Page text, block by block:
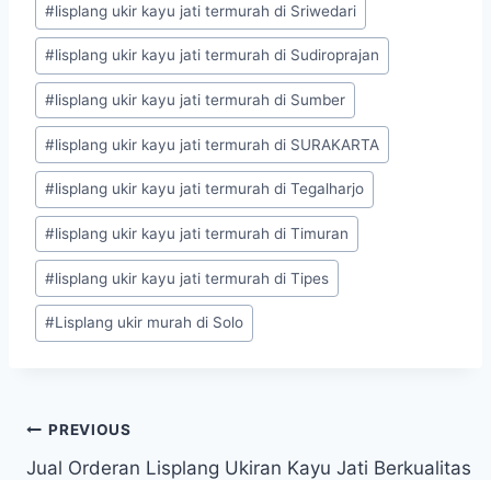
#lisplang ukir kayu jati termurah di Sriwedari
#lisplang ukir kayu jati termurah di Sudiroprajan
#lisplang ukir kayu jati termurah di Sumber
#lisplang ukir kayu jati termurah di SURAKARTA
#lisplang ukir kayu jati termurah di Tegalharjo
#lisplang ukir kayu jati termurah di Timuran
#lisplang ukir kayu jati termurah di Tipes
#Lisplang ukir murah di Solo
PREVIOUS
Jual Orderan Lisplang Ukiran Kayu Jati Berkualitas